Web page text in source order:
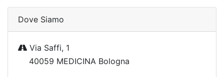
Dove Siamo
Via Saffi, 1
40059 MEDICINA Bologna